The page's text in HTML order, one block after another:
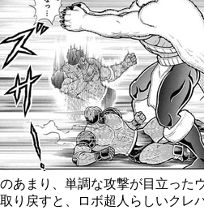
のあまり、単調な攻撃が目立った
取り戻すと、ロボ超人らしいクレ